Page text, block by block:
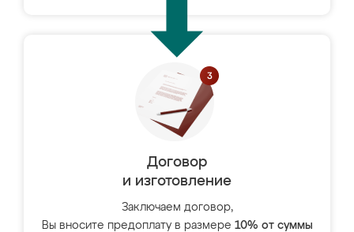
Договор
и изготовление
Заключаем договор,
Вы вносите предоплату в размере 10% от суммы